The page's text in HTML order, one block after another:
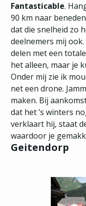
Fantasticable.
90 km naar
dat die snelheid zo
deelnemers mij
delen met een
het alleen, maar je
Onder mij zie ik
net een drone.
maken. Bij
dat het ’s winters
verklaart hij, staat
waardoor je
Geitendorp